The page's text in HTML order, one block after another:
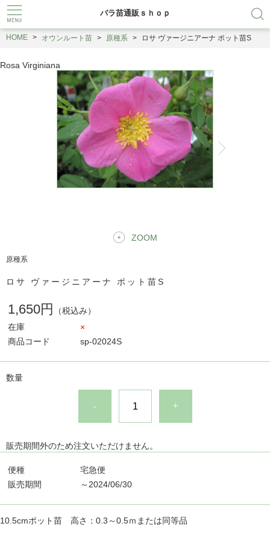
バラ苗通販ｓｈｏｐ
HOME オウンルート苗 原種系 ロサ ヴァージニアーナ ポット苗S
Rosa Virginiana
ZOOM
原種系
ロサ ヴァージニアーナ ポット苗S
1,650円
（税込み）
在庫
×
商品コード
sp-02024S
数量
- +
販売期間外のため注文いただけません。
便種
宅急便
販売期間
～2024/06/30
10.5cmポット苗 高さ：0.3～0.5ｍまたは同等品